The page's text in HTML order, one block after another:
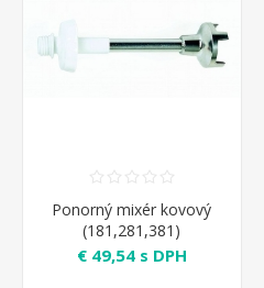
Ponorný mixér kovový
(181,281,381)
€ 49,54 s DPH